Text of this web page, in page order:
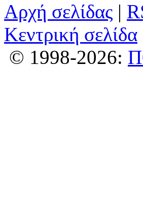
Αρχή σελίδας |
Κεντρική σελίδα
© 1998-2026: